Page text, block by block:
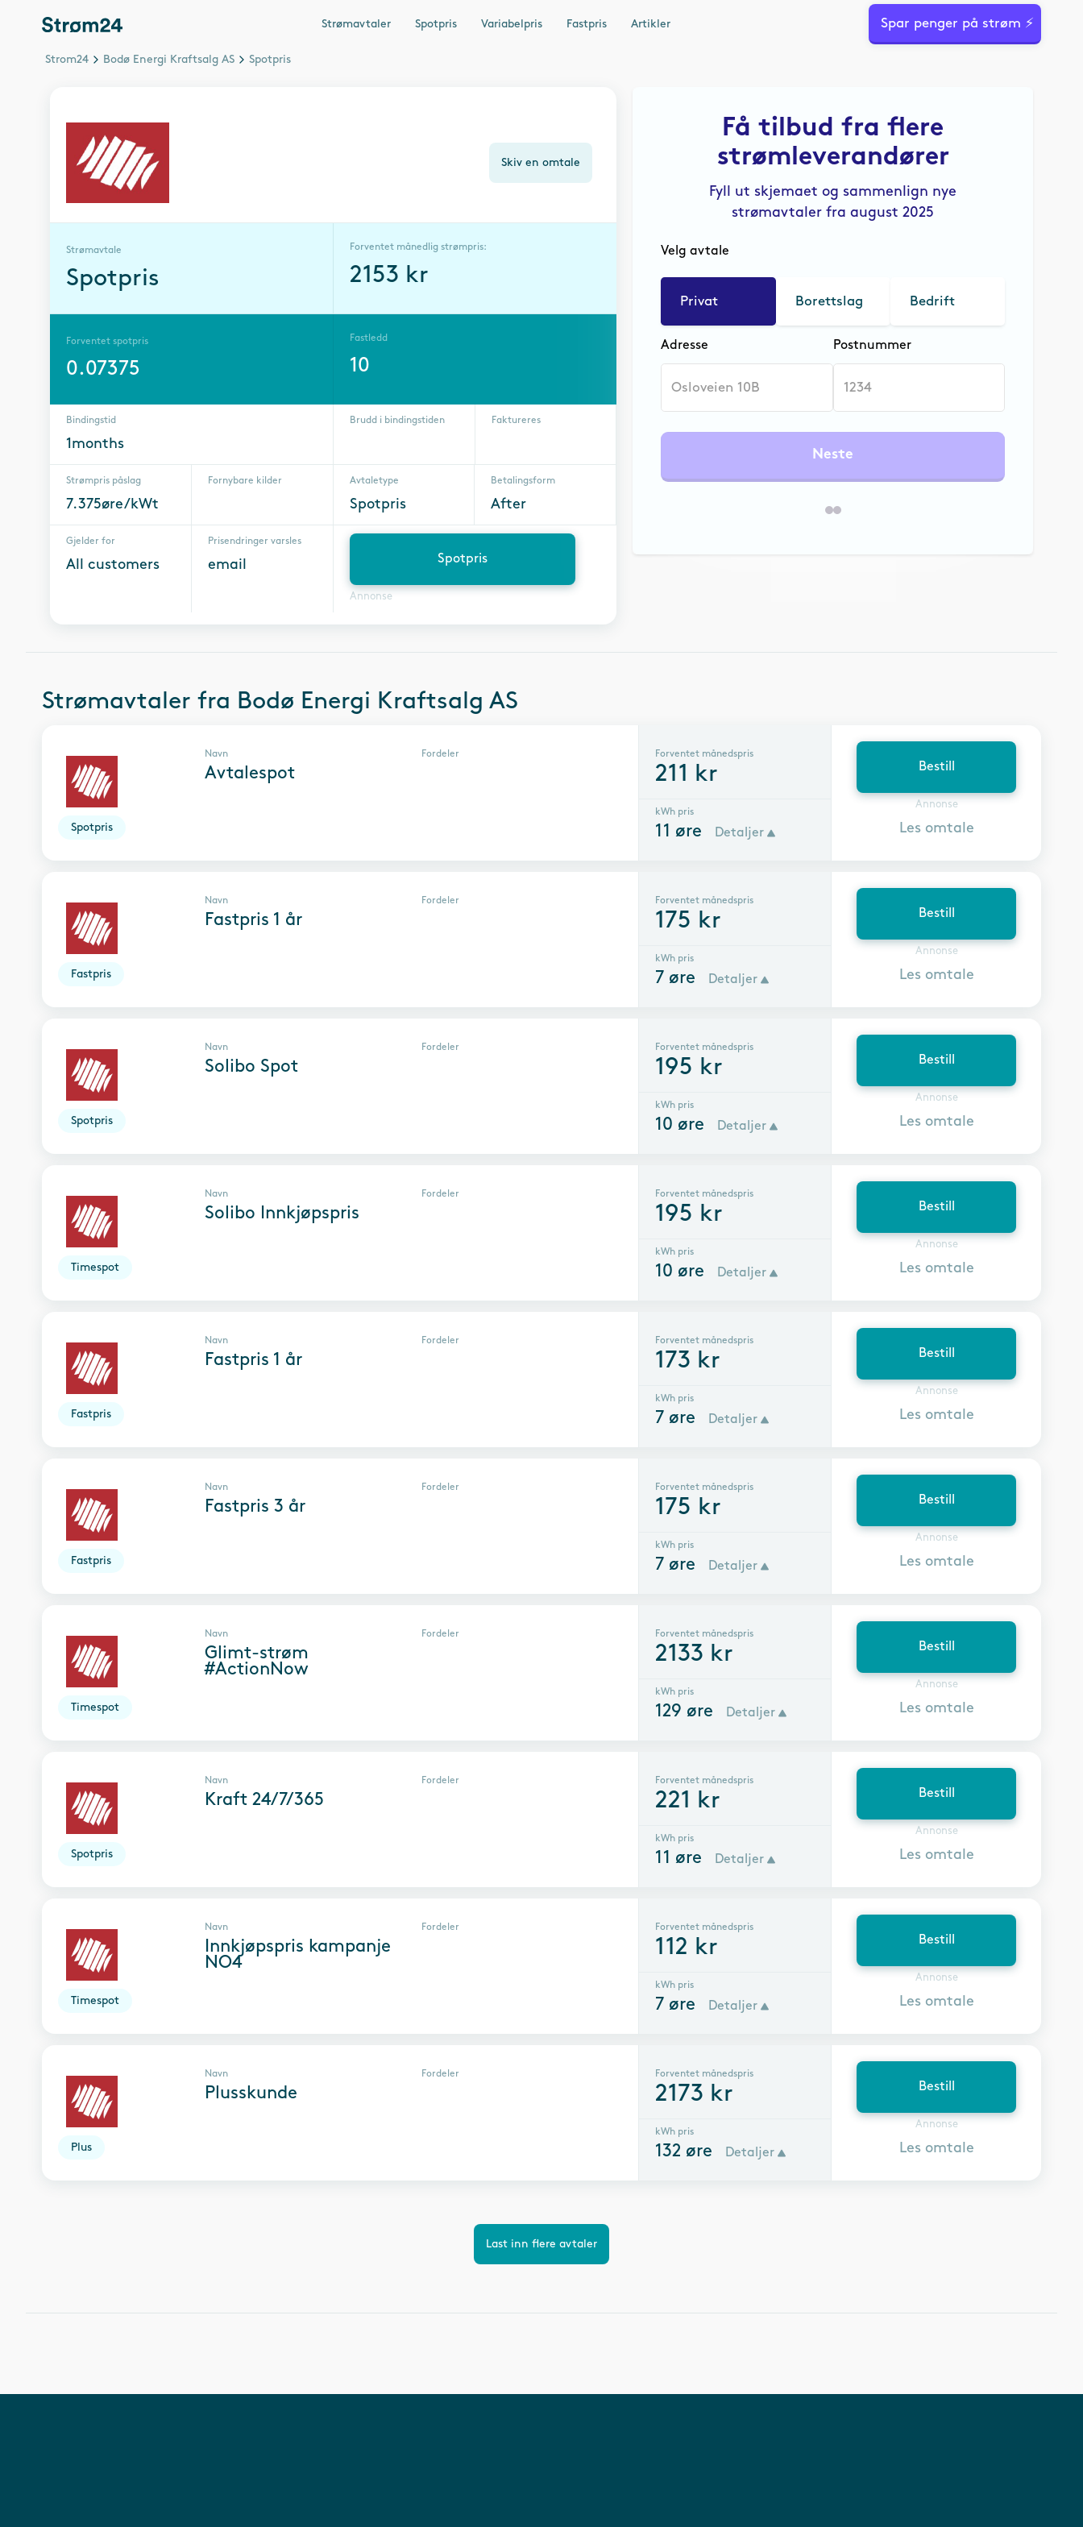
Strømavtaler Spotpris Variabelpris Fastpris Artikler Spar penger på strøm ⚡
Strom24 Bodø Energi Kraftsalg AS Spotpris
Skiv en omtale
Strømavtale
Spotpris
Forventet månedlig strømpris:
2153 kr
Forventet spotpris
0.07375
Fastledd
10
Bindingstid
1months
Brudd i bindingstiden Faktureres
Strømpris påslag
7.375øre/kWt
Fornybare kilder Avtaletype
Spotpris
Betalingsform
After
Gjelder for
All customers
Prisendringer varsles
email Spotpris
Annonse
Få tilbud fra flere
strømleverandører
Fyll ut skjemaet og sammenlign nye
strømavtaler fra august 2025
Velg avtale
Privat Borettslag Bedrift
Adresse Postnummer
Neste
Strømavtaler fra Bodø Energi Kraftsalg AS
Spotpris
Navn
Avtalespot
Fordeler Forventet månedspris
211 kr
kWh pris
11 øre Detaljer
Bestill
Annonse
Les omtale
Fastpris
Navn
Fastpris 1 år
Fordeler Forventet månedspris
175 kr
kWh pris
7 øre Detaljer
Bestill
Annonse
Les omtale
Spotpris
Navn
Solibo Spot
Fordeler Forventet månedspris
195 kr
kWh pris
10 øre Detaljer
Bestill
Annonse
Les omtale
Timespot
Navn
Solibo Innkjøpspris
Fordeler Forventet månedspris
195 kr
kWh pris
10 øre Detaljer
Bestill
Annonse
Les omtale
Fastpris
Navn
Fastpris 1 år
Fordeler Forventet månedspris
173 kr
kWh pris
7 øre Detaljer
Bestill
Annonse
Les omtale
Fastpris
Navn
Fastpris 3 år
Fordeler Forventet månedspris
175 kr
kWh pris
7 øre Detaljer
Bestill
Annonse
Les omtale
Timespot
Navn
Glimt-strøm
#ActionNow
Fordeler Forventet månedspris
2133 kr
kWh pris
129 øre Detaljer
Bestill
Annonse
Les omtale
Spotpris
Navn
Kraft 24/7/365
Fordeler Forventet månedspris
221 kr
kWh pris
11 øre Detaljer
Bestill
Annonse
Les omtale
Timespot
Navn
Innkjøpspris kampanje
NO4
Fordeler Forventet månedspris
112 kr
kWh pris
7 øre Detaljer
Bestill
Annonse
Les omtale
Plus
Navn
Plusskunde
Fordeler Forventet månedspris
2173 kr
kWh pris
132 øre Detaljer
Bestill
Annonse
Les omtale
Last inn flere avtaler